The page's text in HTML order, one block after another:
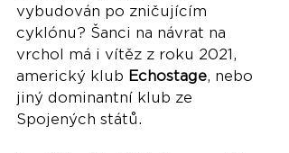
vybudován po zničujícím
cyklónu? Šanci na návrat na
vrchol má i vítěz z roku 2021,
americký klub Echostage, nebo
jiný dominantní klub ze
Spojených států.